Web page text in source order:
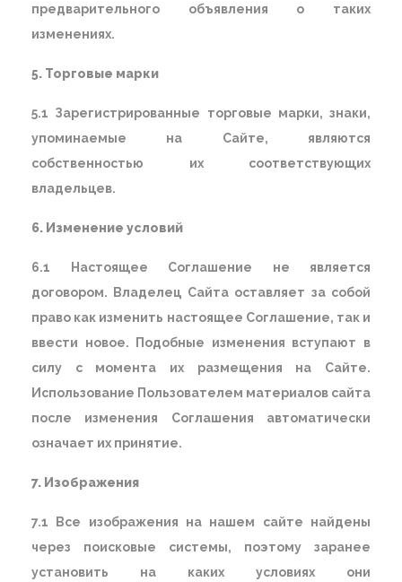
предварительного объявления о таких
изменениях.
5. Торговые марки
5.1 Зарегистрированные торговые марки, знаки,
упоминаемые на Сайте, являются
собственностью их соответствующих
владельцев.
6. Изменение условий
6.1 Настоящее Соглашение не является
договором. Владелец Сайта оставляет за собой
право как изменить настоящее Соглашение, так и
ввести новое. Подобные изменения вступают в
силу с момента их размещения на Сайте.
Использование Пользователем материалов сайта
после изменения Соглашения автоматически
означает их принятие.
7. Изображения
7.1 Все изображения на нашем сайте найдены
через поисковые системы, поэтому заранее
установить на каких условиях они